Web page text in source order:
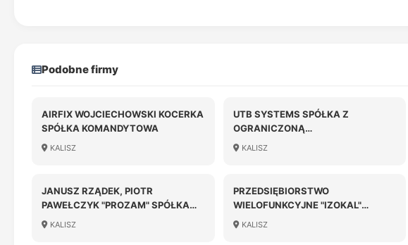
Podobne firmy
AIRFIX WOJCIECHOWSKI KOCERKA
SPÓŁKA KOMANDYTOWA
KALISZ
UTB SYSTEMS SPÓŁKA Z
OGRANICZONĄ
ODPOWIEDZIALNOŚCIĄ
KALISZ
JANUSZ RZĄDEK, PIOTR
PAWEŁCZYK "PROZAM" SPÓŁKA
JAWNA
KALISZ
PRZEDSIĘBIORSTWO
WIELOFUNKCYJNE "IZOKAL"
SPÓŁKA Z OGRANICZONĄ
KALISZ